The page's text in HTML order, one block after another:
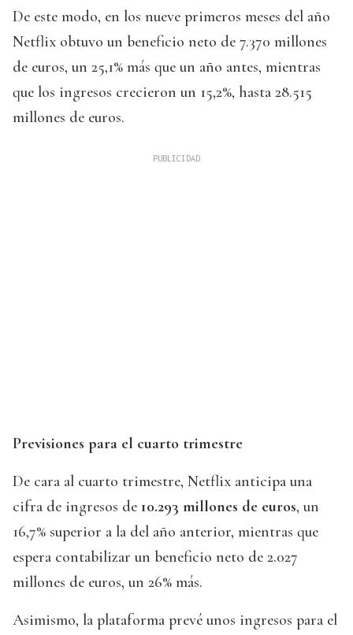
De este modo, en los nueve primeros meses del año
Netflix obtuvo un beneficio neto de 7.370 millones
de euros, un 25,1% más que un año antes, mientras
que los ingresos crecieron un 15,2%, hasta 28.515
millones de euros.
Previsiones para el cuarto trimestre
De cara al cuarto trimestre, Netflix anticipa una
cifra de ingresos de 10.293 millones de euros, un
16,7% superior a la del año anterior, mientras que
espera contabilizar un beneficio neto de 2.027
millones de euros, un 26% más.
Asimismo, la plataforma prevé unos ingresos para el